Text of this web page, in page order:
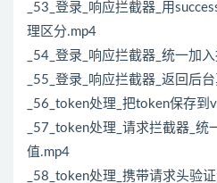
_53_登录_响应拦截器_用
理区分.mp4
_54_登录_响应拦截器_统一加
_55_登录_响应拦截器_返回后
_56_token处理_把token保存到
_57_token处理_请求拦截器_
值.mp4
_58_token处理_携带请求头验